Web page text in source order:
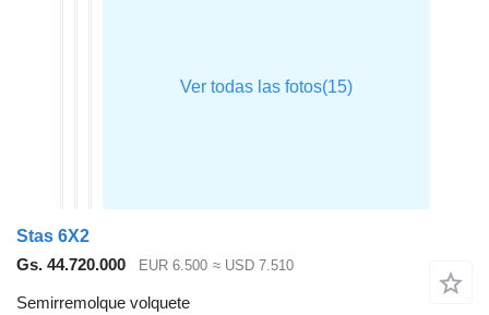
Stas 6X2
Gs. 44.720.000
EUR 6.500 ≈ USD 7.510
Semirremolque volquete